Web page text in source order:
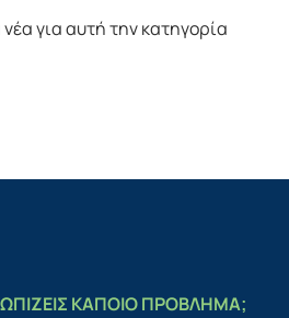
για αυτή την κατηγορία
ΚΑΠΟΙΟ ΠΡΟΒΛΗΜΑ;